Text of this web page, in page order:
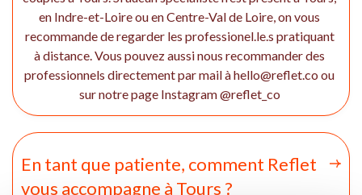
en Indre-et-Loire ou en Centre-Val de Loire, on vous
recommande de regarder les professionel.le.s pratiquant
à distance. Vous pouvez aussi nous recommander des
professionnels directement par mail à hello@reflet.co ou
sur notre page Instagram @reflet_co
En tant que patiente, comment Reflet
vous accompagne à Tours ?